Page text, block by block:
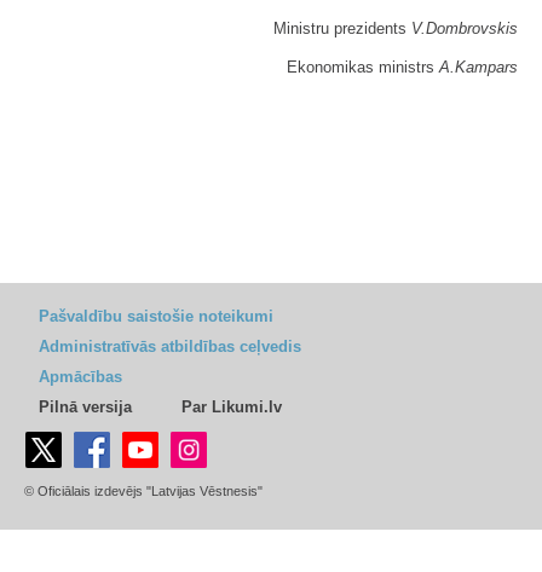
Ministru prezidents V.Dombrovskis
Ekonomikas ministrsA.Kampars
Pašvaldību saistošie noteikumi
Administratīvās atbildības ceļvedis
Apmācības
Pilnā versija
Par Likumi.lv
© Oficiālais izdevējs "Latvijas Vēstnesis"